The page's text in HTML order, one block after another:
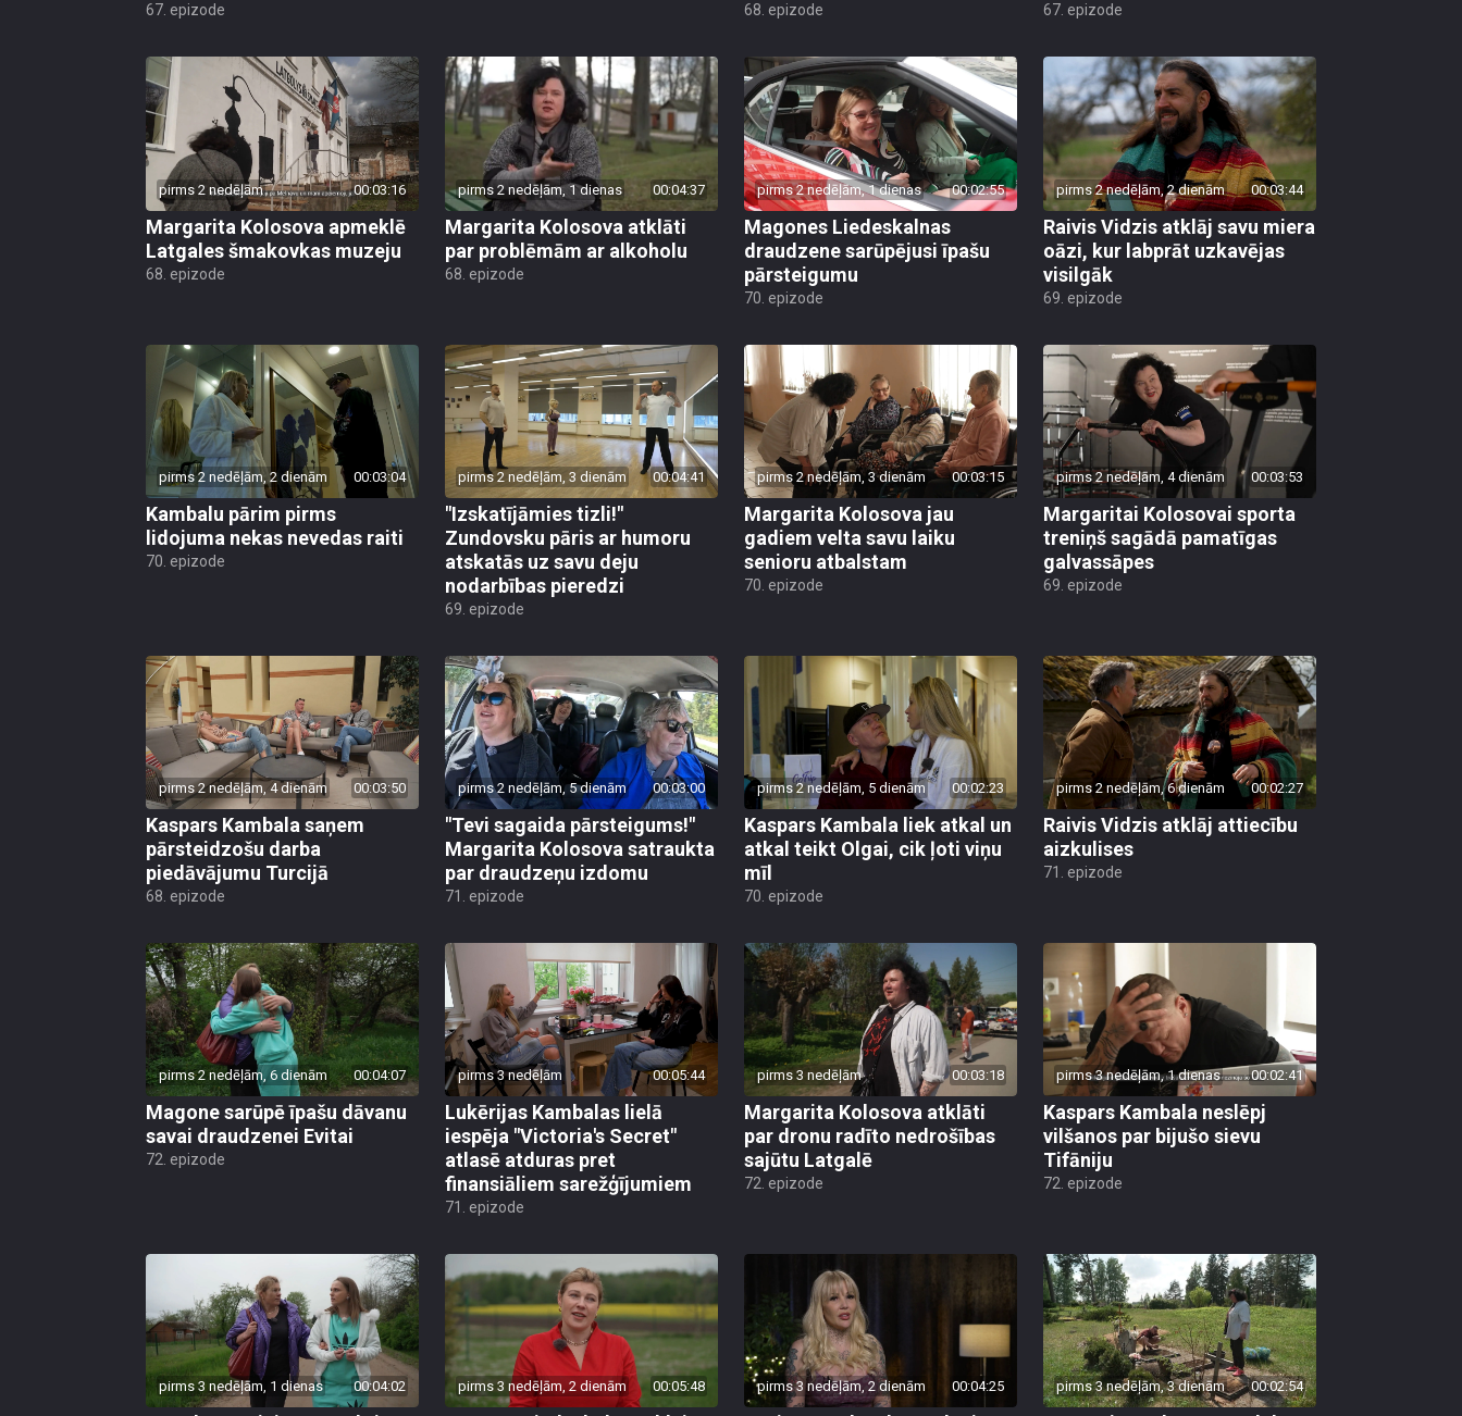
67. epizode 68. epizode 67. epizode
pirms 2 nedēļām 00:03:16
Margarita Kolosova apmeklē
Latgales šmakovkas muzeju
68. epizode
pirms 2 nedēļām, 1 dienas 00:04:37
Margarita Kolosova atklāti
par problēmām ar alkoholu
68. epizode
pirms 2 nedēļām, 1 dienas 00:02:55
Magones Liedeskalnas
draudzene sarūpējusi īpašu
pārsteigumu
70. epizode
pirms 2 nedēļām, 2 dienām 00:03:44
Raivis Vidzis atklāj savu miera
oāzi, kur labprāt uzkavējas
visilgāk
69. epizode
pirms 2 nedēļām, 2 dienām 00:03:04
Kambalu pārim pirms
lidojuma nekas nevedas raiti
70. epizode
pirms 2 nedēļām, 3 dienām 00:04:41
"Izskatījāmies tizli!"
Zundovsku pāris ar humoru
atskatās uz savu deju
nodarbības pieredzi
69. epizode
pirms 2 nedēļām, 3 dienām 00:03:15
Margarita Kolosova jau
gadiem velta savu laiku
senioru atbalstam
70. epizode
pirms 2 nedēļām, 4 dienām 00:03:53
Margaritai Kolosovai sporta
treniņš sagādā pamatīgas
galvassāpes
69. epizode
pirms 2 nedēļām, 4 dienām 00:03:50
Kaspars Kambala saņem
pārsteidzošu darba
piedāvājumu Turcijā
68. epizode
pirms 2 nedēļām, 5 dienām 00:03:00
"Tevi sagaida pārsteigums!"
Margarita Kolosova satraukta
par draudzeņu izdomu
71. epizode
pirms 2 nedēļām, 5 dienām 00:02:23
Kaspars Kambala liek atkal un
atkal teikt Olgai, cik ļoti viņu
mīl
70. epizode
pirms 2 nedēļām, 6 dienām 00:02:27
Raivis Vidzis atklāj attiecību
aizkulises
71. epizode
pirms 2 nedēļām, 6 dienām 00:04:07
Magone sarūpē īpašu dāvanu
savai draudzenei Evitai
72. epizode
pirms 3 nedēļām 00:05:44
Lukērijas Kambalas lielā
iespēja "Victoria's Secret"
atlasē atduras pret
finansiāliem sarežģījumiem
71. epizode
pirms 3 nedēļām 00:03:18
Margarita Kolosova atklāti
par dronu radīto nedrošības
sajūtu Latgalē
72. epizode
pirms 3 nedēļām, 1 dienas 00:02:41
Kaspars Kambala neslēpj
vilšanos par bijušo sievu
Tifāniju
72. epizode
pirms 3 nedēļām, 1 dienas 00:04:02 pirms 3 nedēļām, 2 dienām 00:05:48 pirms 3 nedēļām, 2 dienām 00:04:25 pirms 3 nedēļām, 3 dienām 00:02:54